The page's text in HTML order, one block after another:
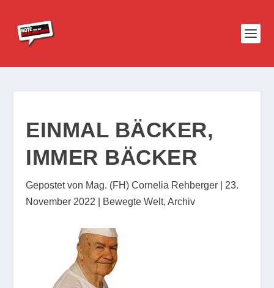
EINMAL BÄCKER,
IMMER BÄCKER
Gepostet von Mag. (FH) Cornelia Rehberger
23.
November 2022
Bewegte Welt,Archiv